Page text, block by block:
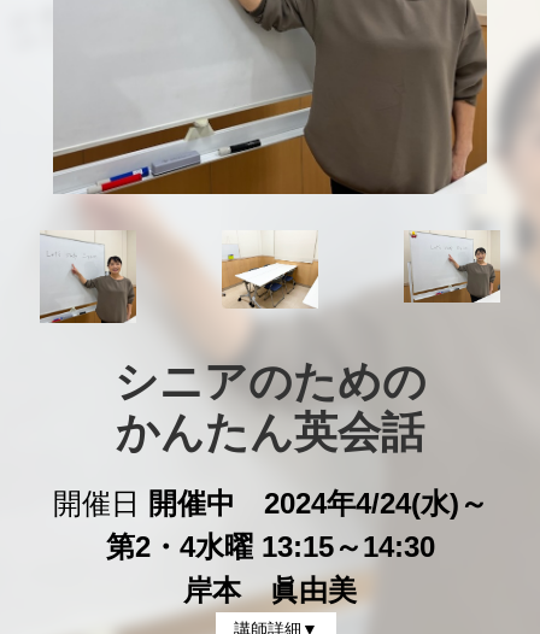
シニアのための
かんたん英会話
開催日
開催中 2024年4/24(水)～
第2・4水曜 13:15～14:30
岸本 眞由美
講師詳細▼